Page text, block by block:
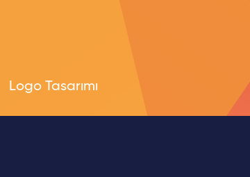
Logo Tasarımı